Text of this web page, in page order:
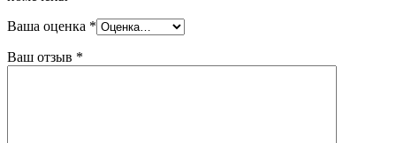
Ваша оценка *
Ваш отзыв *